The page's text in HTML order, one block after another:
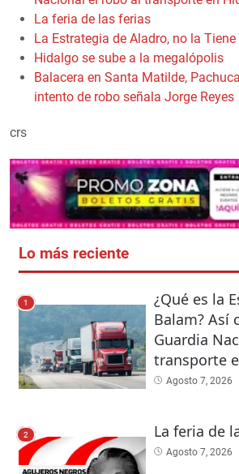
La feria de las ferias
La Estrategia de Aladro, no la
Hidalgo se sube a la megalópolis
Balacera en Santa Matilde,
intento de robo señala Jorge Reyes
crs
Lo más reciente
1
¿Qué es la
Balam? Así
Guardia
transporte
Agosto 7, 2026
2 La feria de
Agosto 7, 2026